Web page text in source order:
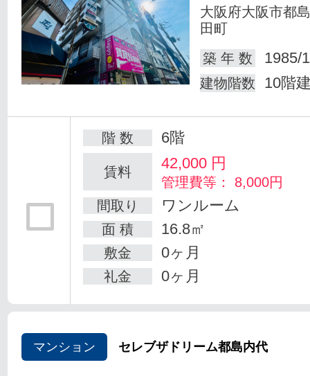
大阪府大阪市都
田町
築 年 数
1985/
建物階数 10階
階 数 6階
賃料 42,000 円
管理費等： 8,000円
間取り
ワンルーム
面 積 16.8㎡
敷金 0ヶ月
礼金 0ヶ月
マンション セレブザドリーム都島内代